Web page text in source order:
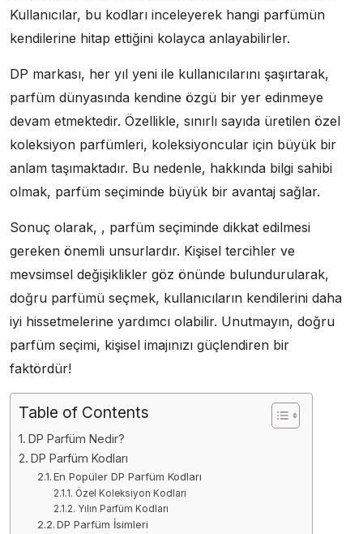
Kullanıcılar, bu kodları inceleyerek hangi parfümün
kendilerine hitap ettiğini kolayca anlayabilirler.
DP markası, her yıl yeni ile kullanıcılarını şaşırtarak,
parfüm dünyasında kendine özgü bir yer edinmeye
devam etmektedir. Özellikle, sınırlı sayıda üretilen özel
koleksiyon parfümleri, koleksiyoncular için büyük bir
anlam taşımaktadır. Bu nedenle, hakkında bilgi sahibi
olmak, parfüm seçiminde büyük bir avantaj sağlar.
Sonuç olarak, , parfüm seçiminde dikkat edilmesi
gereken önemli unsurlardır. Kişisel tercihler ve
mevsimsel değişiklikler göz önünde bulundurularak,
doğru parfümü seçmek, kullanıcıların kendilerini daha
iyi hissetmelerine yardımcı olabilir. Unutmayın, doğru
parfüm seçimi, kişisel imajınızı güçlendiren bir
faktördür!
Table of Contents
DP Parfüm Nedir?
DP Parfüm Kodları
En Popüler DP Parfüm Kodları
Özel Koleksiyon Kodları
Yılın Parfüm Kodları
DP Parfüm İsimleri